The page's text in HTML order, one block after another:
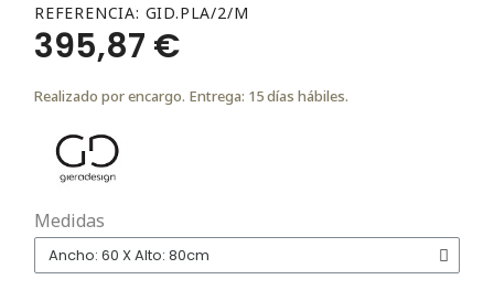
REFERENCIA GID.PLA/2/M
395,87 €
Realizado por encargo. Entrega: 15 días hábiles.
Medidas